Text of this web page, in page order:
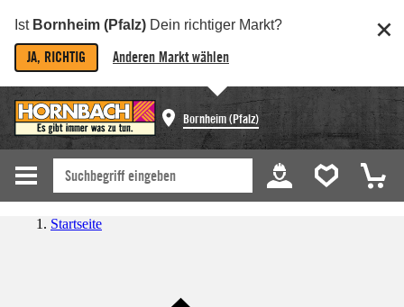
Ist Bornheim (Pfalz) Dein richtiger Markt?
JA, RICHTIG Anderen Markt wählen
Bornheim (Pfalz)
Startseite